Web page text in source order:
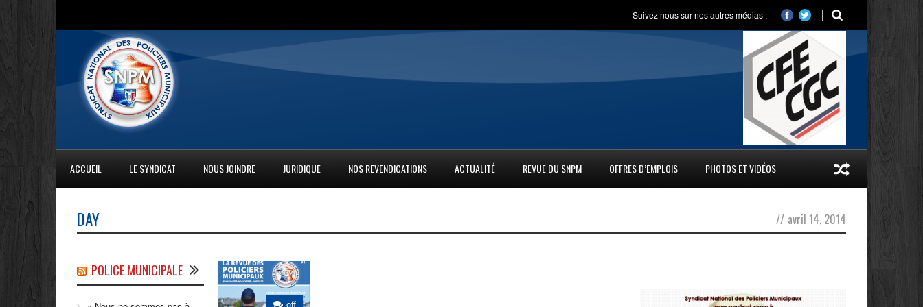
Suivez nous sur nos autres médias :
ACCUEIL LE SYNDICAT NOUS JOINDRE JURIDIQUE NOS REVENDICATIONS ACTUALITÉ REVUE DU SNPM OFFRES D’EMPLOIS PHOTOS ET VIDÉOS
DAY // avril 14, 2014
off
POLICE MUNICIPALE